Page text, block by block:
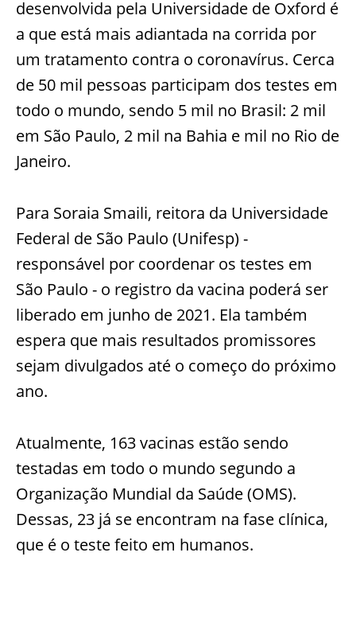
desenvolvida pela Universidade de Oxford é
a que está mais adiantada na corrida por
um tratamento contra o coronavírus. Cerca
de 50 mil pessoas participam dos testes em
todo o mundo, sendo 5 mil no Brasil: 2 mil
em São Paulo, 2 mil na Bahia e mil no Rio de
Janeiro.
Para Soraia Smaili, reitora da Universidade
Federal de São Paulo (Unifesp) -
responsável por coordenar os testes em
São Paulo - o registro da vacina poderá ser
liberado em junho de 2021. Ela também
espera que mais resultados promissores
sejam divulgados até o começo do próximo
ano.
Atualmente, 163 vacinas estão sendo
testadas em todo o mundo segundo a
Organização Mundial da Saúde (OMS).
Dessas, 23 já se encontram na fase clínica,
que é o teste feito em humanos.